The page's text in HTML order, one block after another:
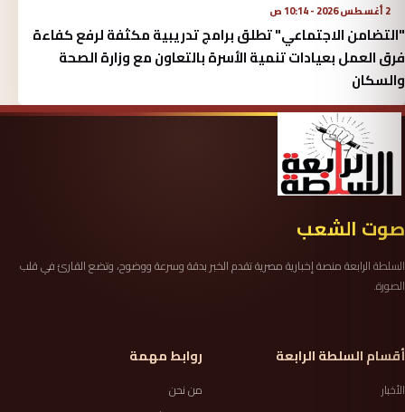
2 أغسطس 2026 - 10:14 ص
"التضامن الاجتماعي" تطلق برامج تدريبية مكثفة لرفع كفاءة
فرق العمل بعيادات تنمية الأسرة بالتعاون مع وزارة الصحة
والسكان
صوت الشعب
السلطة الرابعة منصة إخبارية مصرية تقدم الخبر بدقة وسرعة ووضوح، وتضع القارئ في قلب
الصورة.
أقسام السلطة الرابعة
الأخبار
روابط مهمة
من نحن